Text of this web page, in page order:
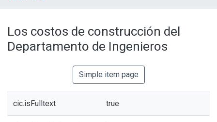
Explorar
Aportar material
Statistics
Los costos de construcción del
Departamento de Ingenieros
Simple item page
cic.isFulltext true